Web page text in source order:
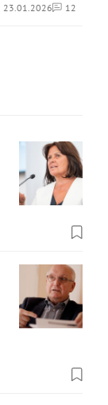
23.01.2026 12
Kommentare